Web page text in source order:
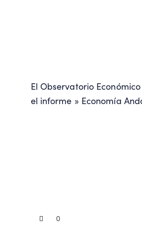
El Observatorio
el informe » Economía
0